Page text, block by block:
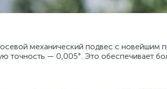
осевой механический подвес с
точность — 0,005°. Это обеспечивает